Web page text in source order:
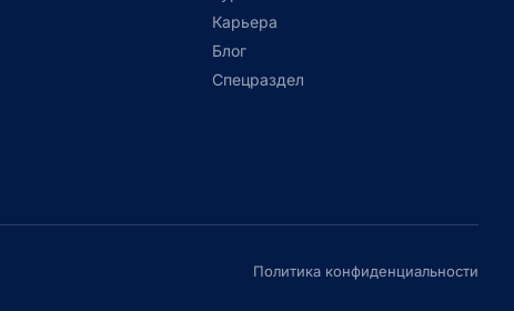
Карьера
Блог
Спецраздел
Политика конфиденциальности